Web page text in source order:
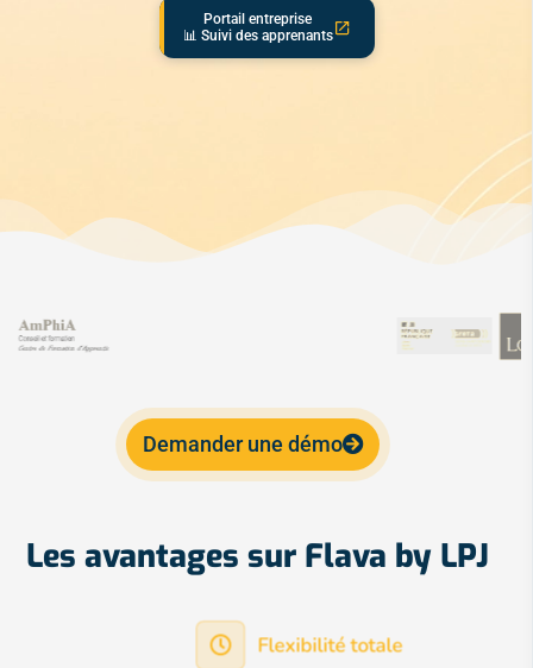
Portail entreprise
📊 Suivi des apprenants
Demander une démo
Les avantages sur Flava by LPJ
Flexibilité totale